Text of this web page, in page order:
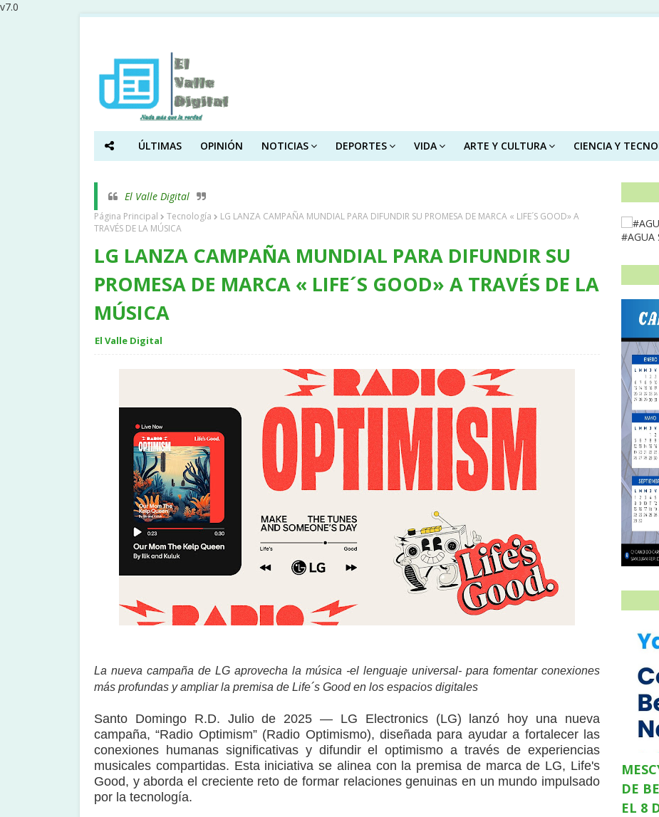
v7.0
ÚLTIMAS OPINIÓN NOTICIAS DEPORTES VIDA ARTE Y CULTURA CIENCIA Y
El Valle Digital
Página Principal Tecnología
LG LANZA CAMPAÑA MUNDIAL PARA DIFUNDIR SU PROMESA DE MARCA « LIFE´S GOOD» A
TRAVÉS DE LA MÚSICA
LG LANZA CAMPAÑA MUNDIAL PARA DIFUNDIR SU
PROMESA DE MARCA « LIFE´S GOOD» A TRAVÉS DE LA
MÚSICA
El Valle Digital
La nueva campaña de LG aprovecha la música -el lenguaje universal- para fomentar conexiones
más profundas y ampliar la premisa de Life´s Good en los espacios digitales
Santo Domingo R.D. Julio de 2025 — LG Electronics (LG) lanzó hoy una nueva
campaña, “Radio Optimism” (Radio Optimismo), diseñada para ayudar a fortalecer las
conexiones humanas significativas y difundir el optimismo a través de experiencias
musicales compartidas. Esta iniciativa se alinea con la premisa de marca de LG, Life's
Good, y aborda el creciente reto de formar relaciones genuinas en un mundo impulsado
por la tecnología.
#AGUA
DE
EL 8